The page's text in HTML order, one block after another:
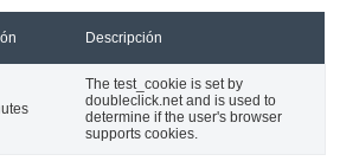
Descripción
The test_cookie is set by
doubleclick.net and is used to
determine if the user's browser
supports cookies.